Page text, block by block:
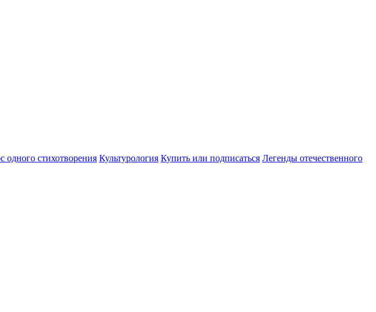
одного стихотворения Культурология Купить или подписаться Легенды отечественного